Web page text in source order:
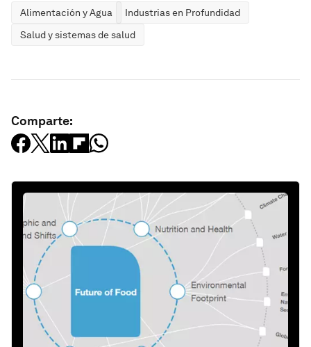
Alimentación y Agua
Industrias en Profundidad
Salud y sistemas de salud
Comparte: